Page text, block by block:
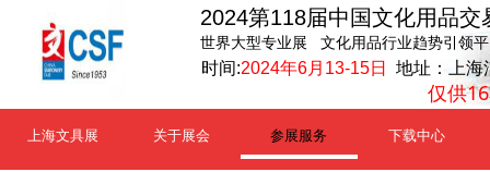
上海文具展 关于展会 参展服务 下载中心
2024第118届中国文化用品交
世界大型专业展 文化用品行业趋势引领
时间:2024年6月13-15日 地址：上海
仅供